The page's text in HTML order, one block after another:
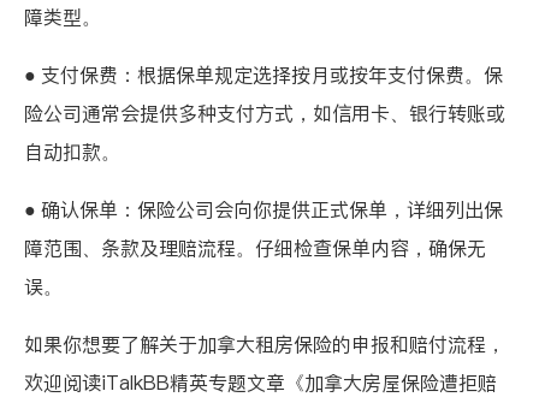
障类型。
● 支付保费：根据保单规定选择按月或按年支付保费。保
险公司通常会提供多种支付方式，如信用卡、银行转账或
自动扣款。
● 确认保单：保险公司会向你提供正式保单，详细列出保
障范围、条款及理赔流程。仔细检查保单内容，确保无
误。
如果你想要了解关于加拿大租房保险的申报和赔付流程，
欢迎阅读iTalkBB精英专题文章 《加拿大房屋保险遭拒赔